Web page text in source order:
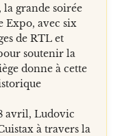
grande soirée
Expo, avec six
de RTL et
soutenir la
donne à cette
avril, Ludovic
à travers la